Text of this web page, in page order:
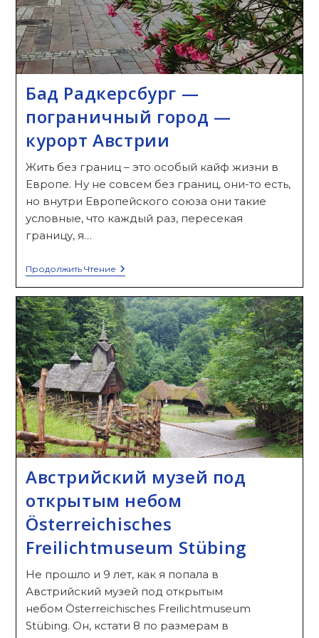
Бад Радкерсбург —
пограничный город —
курорт Австрии
Жить без границ – это особый кайф жизни в
Европе. Ну не совсем без границ, они-то есть,
но внутри Европейского союза они такие
условные, что каждый раз, пересекая
границу, я…
Продолжить ЧтениеБад
Радкерсбург
—
Пограничный
Город
—
Курорт
Австрии
Австрийский музей под
открытым небом
Österreichisches
Freilichtmuseum Stübing
Не прошло и 9 лет, как я попала в
Австрийский музей под открытым
небом Österreichisches Freilichtmuseum
Stübing. Он, кстати 8 по размерам в